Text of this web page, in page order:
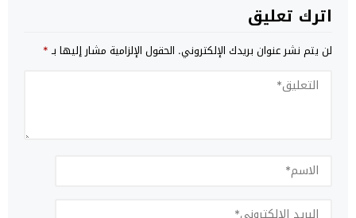
اترك تعليق
لن يتم نشر عنوان بريدك الإلكتروني. الحقول الإلزامية مشار إليها بـ*